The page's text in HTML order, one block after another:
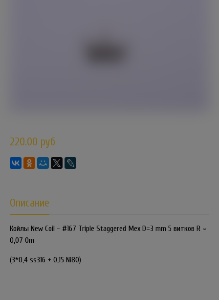
220.00 руб
Описание
Койлы New Coil - #167 Triple Staggered Мех D=3 mm 5 витков R ~
0,07 Om
(3*0,4 ss316 + 0,15 Ni80)